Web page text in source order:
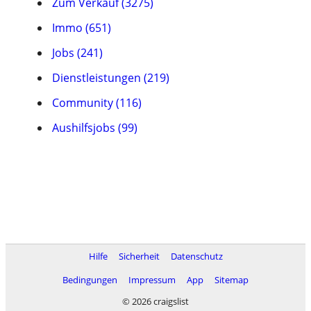
Immo (651)
Jobs (241)
Dienstleistungen (219)
Community (116)
Aushilfsjobs (99)
Hilfe Sicherheit
Datenschutz
Bedingungen
Impressum App
Sitemap
© 2026 craigslist